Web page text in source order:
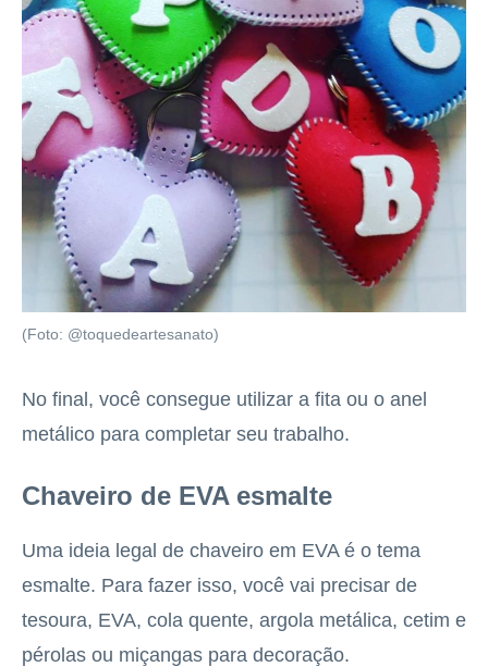
(Foto: @toquedeartesanato)
No final, você consegue utilizar a fita ou o anel
metálico para completar seu trabalho.
Chaveiro de EVA esmalte
Uma ideia legal de chaveiro em EVA é o tema
esmalte. Para fazer isso, você vai precisar de
tesoura, EVA, cola quente, argola metálica, cetim e
pérolas ou miçangas para decoração.